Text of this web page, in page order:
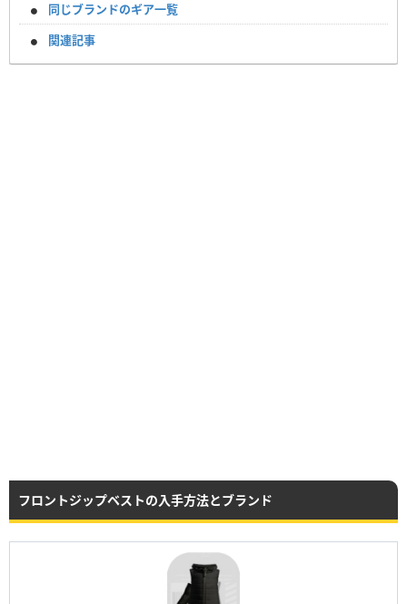
同じブランドのギア一覧
関連記事
フロントジップベストの入手方法とブランド